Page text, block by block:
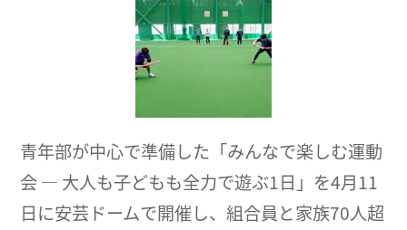
青年部が中心で準備した「みんなで楽しむ運動
会 ― 大人も子どもも全力で遊ぶ1日」を4月11
日に安芸ドームで開催し、組合員と家族70人超